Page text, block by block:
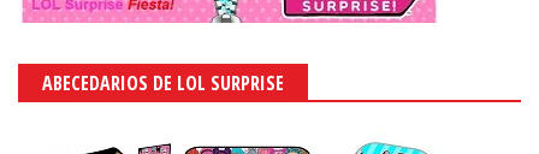
ABECEDARIOS DE LOL SURPRISE